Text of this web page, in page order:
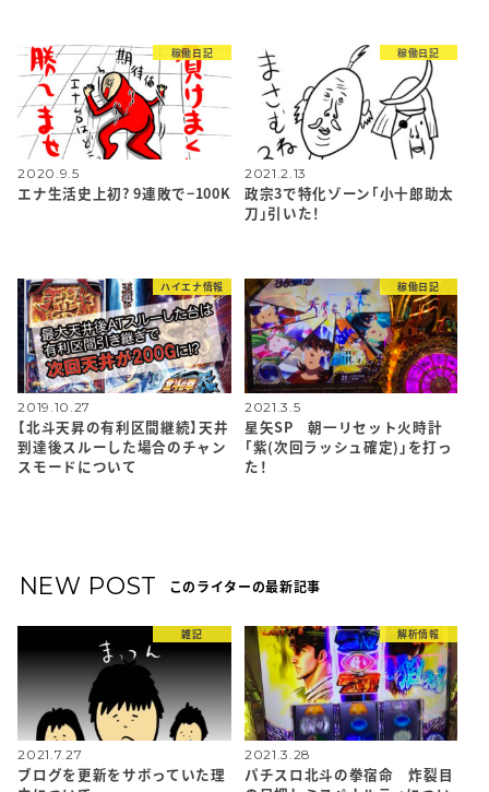
稼働日記
2020.9.5
エナ生活史上初? 9連敗で−100K
稼働日記
2021.2.13
政宗3で特化ゾーン「小十郎助太
刀」引いた！
ハイエナ情報
2019.10.27
【北斗天昇の有利区間継続】天井
到達後スルーした場合のチャン
スモードについて
稼働日記
2021.3.5
星矢SP 朝一リセット火時計
「紫(次回ラッシュ確定)」を打っ
た！
NEW POST このライターの最新記事
雑記
2021.7.27
ブログを更新をサボっていた理
解析情報
2021.3.28
パチスロ北斗の拳宿命 炸裂目